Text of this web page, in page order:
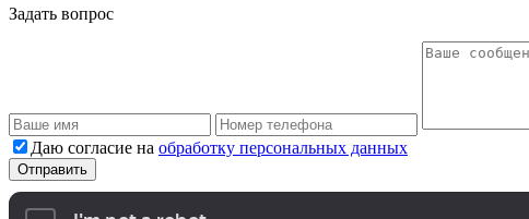
Задать вопрос
Даю согласие на обработку персональных данных